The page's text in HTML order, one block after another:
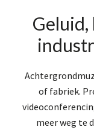
of fabriek.
meer weg te